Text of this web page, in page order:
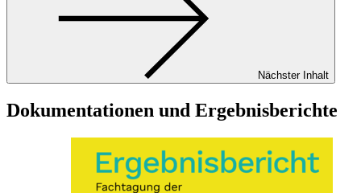
Nächster Inhalt
Dokumentationen und Ergebnisberichte